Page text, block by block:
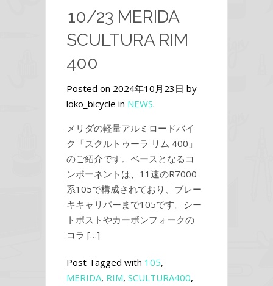
10/23 MERIDA
SCULTURA RIM
400
Posted on 2024年10月23日 by
loko_bicycle in NEWS.
メリダの軽量アルミロードバイ
ク「スクルトゥーラ リム 400」
のご紹介です。ベースとなるコ
ンポーネントは、11速のR7000
系105で構成されており、ブレー
キキャリパーまで105です。シー
トポストやカーボンフォークの
コラ […]
Post Tagged with 105,
MERIDA, RIM, SCULTURA400,